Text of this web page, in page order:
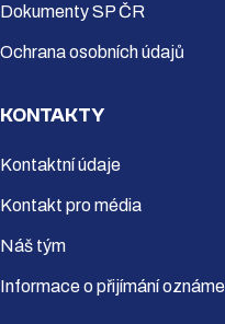
Dokumenty SP ČR
Ochrana osobních údajů
KONTAKTY
Kontaktní údaje
Kontakt pro média
Náš tým
Informace o přijímání